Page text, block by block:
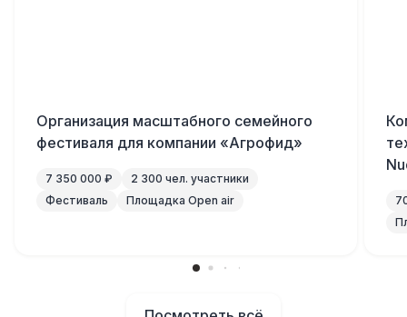
Организация масштабного семейного
фестиваля для компании «Агрофид»
7 350 000 ₽
2 300 чел. участники
Фестиваль
Площадка Open air